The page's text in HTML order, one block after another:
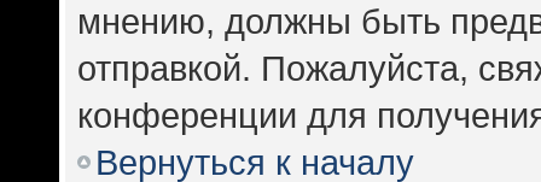
мнению, должны быть
отправкой. Пожалуйста,
конференции для
Вернуться к началу